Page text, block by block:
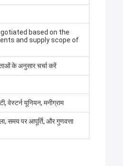
based on the
and supply scope of
के अनुसार चर्चा करें
वेस्टर्न यूनियन, मनीग्राम
समय पर आपूर्ति, और गुणवत्ता